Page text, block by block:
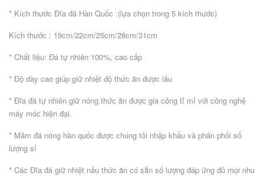
* Kích thước Đĩa đá Hàn Quốc :(lựa chọn trong 5 kích thước)
Kích thước : 19cm/22cm/25cm/28cm/31cm
* Chất liệu: Đá tự nhiên 100%, cao cấp
* Độ dày cao giúp giữ nhiệt độ thức ăn được lâu
* Đĩa đá tự nhiên giữ nóng thức ăn được gia công tỉ mỉ với công nghệ
máy móc hiện đại.
* Mâm đá nóng hàn quốc được chúng tôi nhập khẩu và phân phối số
lượng sỉ
* Các Đĩa đá giữ nhiệt nấu thức ăn có sẵn số lượng đáp ứng đủ mọi nhu